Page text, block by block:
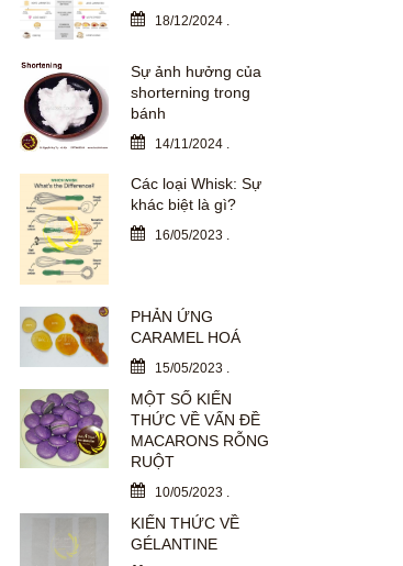
18/12/2024.
Sự ảnh hưởng của
shorterning trong
bánh
14/11/2024.
Các loại Whisk: Sự
khác biệt là gì?
16/05/2023
PHẢN ỨNG
CARAMEL HOÁ
15/05/2023 .
MỘT SỐ KIẾN
THỨC VỀ VẤN ĐỀ
MACARONS RỖNG
RUỘT
10/05/2023 .
KIẾN THỨC VỀ
GÉLANTINE